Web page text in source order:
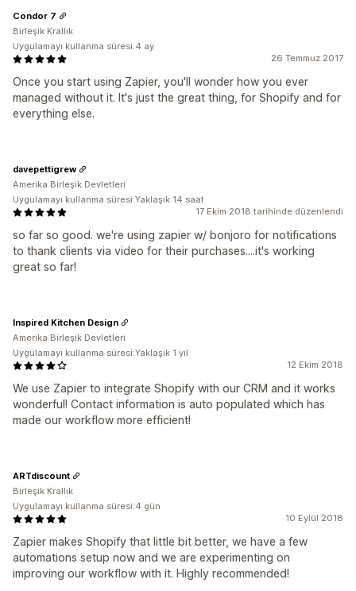
26 Temmuz 2017
Once you start using Zapier, you'll wonder how you ever
managed without it. It's just the great thing, for Shopify and for
everything else.
Condor 7
Birleşik Krallık
Uygulamayı kullanma süresi:4 ay
17 Ekim 2018 tarihinde düzenlendi
so far so good. we're using zapier w/ bonjoro for notifications
to thank clients via video for their purchases....it's working
great so far!
davepettigrew
Amerika Birleşik Devletleri
Uygulamayı kullanma süresi:Yaklaşık 14 saat
12 Ekim 2018
We use Zapier to integrate Shopify with our CRM and it works
wonderful! Contact information is auto populated which has
made our workflow more efficient!
Inspired Kitchen Design
Amerika Birleşik Devletleri
Uygulamayı kullanma süresi:Yaklaşık 1 yıl
10 Eylül 2018
Zapier makes Shopify that little bit better, we have a few
automations setup now and we are experimenting on
improving our workflow with it. Highly recommended!
ARTdiscount
Birleşik Krallık
Uygulamayı kullanma süresi:4 gün